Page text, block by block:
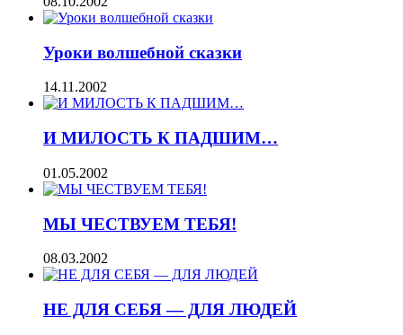
Уроки волшебной сказки
14.11.2002
И МИЛОСТЬ К ПАДШИМ…
01.05.2002
МЫ ЧЕСТВУЕМ ТЕБЯ!
08.03.2002
НЕ ДЛЯ СЕБЯ — ДЛЯ ЛЮДЕЙ